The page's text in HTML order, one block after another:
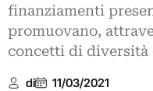
finanziamenti
promuovano,
concetti di diversità
di 11/03/2021